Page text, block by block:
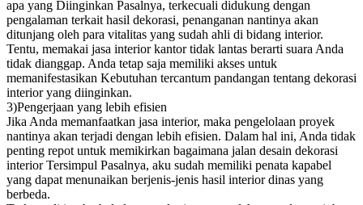
apa yang Diinginkan Pasalnya, terkecuali didukung dengan
pengalaman terkait hasil dekorasi, penanganan nantinya akan
ditunjang oleh para vitalitas yang sudah ahli di bidang interior.
Tentu, memakai jasa interior kantor tidak lantas berarti suara Anda
tidak dianggap. Anda tetap saja memiliki akses untuk
memanifestasikan Kebutuhan tercantum pandangan tentang dekorasi
interior yang diinginkan.
3)Pengerjaan yang lebih efisien
Jika Anda memanfaatkan jasa interior, maka pengelolaan proyek
nantinya akan terjadi dengan lebih efisien. Dalam hal ini, Anda tidak
penting repot untuk memikirkan bagaimana jalan desain dekorasi
interior Tersimpul Pasalnya, aku sudah memiliki penata kapabel
yang dapat menunaikan berjenis-jenis hasil interior dinas yang
berbeda.